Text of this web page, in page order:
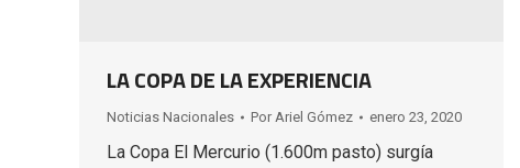
LA COPA DE LA EXPERIENCIA
Noticias Nacionales Por Ariel Gómez enero 23, 2020
La Copa El Mercurio (1.600m pasto) surgía